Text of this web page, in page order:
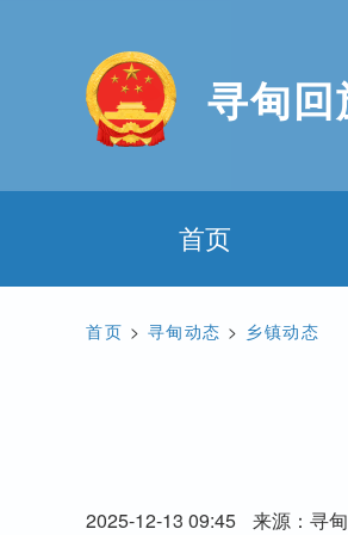
寻甸
首页
首页 > 寻甸动态 > 乡镇动态
2025-12-13 09:45 来源：寻